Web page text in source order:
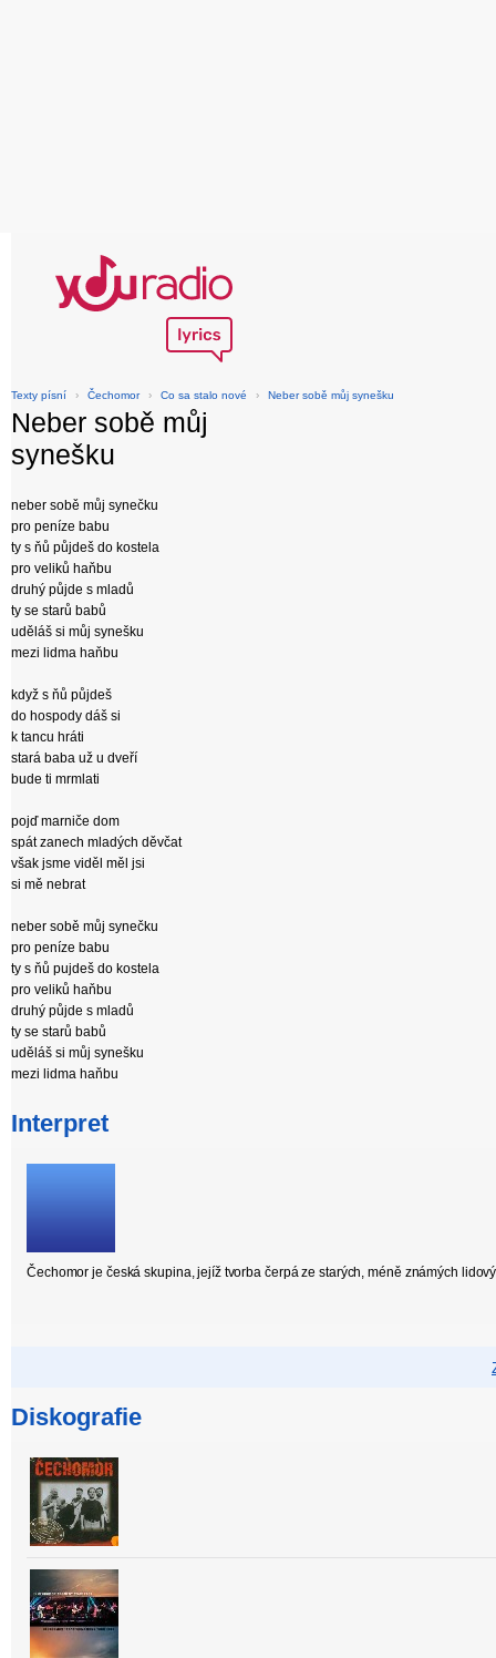
Texty písní › Čechomor › Co sa stalo nové › Neber sobě můj synešku
Neber sobě můj
synešku
neber sobě můj synečku
pro peníze babu
ty s ňů půjdeš do kostela
pro veliků haňbu
druhý půjde s mladů
ty se starů babů
uděláš si můj synešku
mezi lidma haňbu
když s ňů půjdeš
do hospody dáš si
k tancu hráti
stará baba už u dveří
bude ti mrmlati
pojď marniče dom
spát zanech mladých děvčat
však jsme viděl měl jsi
si mě nebrat
neber sobě můj synečku
pro peníze babu
ty s ňů pujdeš do kostela
pro veliků haňbu
druhý půjde s mladů
ty se starů babů
uděláš si můj synešku
mezi lidma haňbu
Interpret
Čechomor je česká skupina, jejíž tvorba čerpá ze starých, méně známých
Diskografie